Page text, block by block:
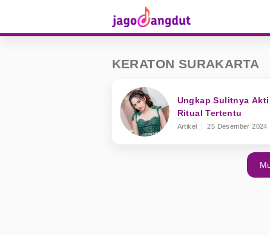
KERATON SURAKARTA
Ungkap Sulitnya
Ritual Tertentu
Artikel 25 Desember 2024